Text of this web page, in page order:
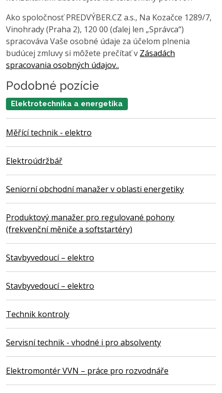
Ako spoločnosť PREDVÝBER.CZ a.s., Na Kozačce 1289/7,
Vinohrady (Praha 2), 120 00 (ďalej len „Správca“)
spracováva Vaše osobné údaje za účelom plnenia
budúcej zmluvy si môžete prečítať v Zásadách
spracovania osobných údajov..
Podobné pozície
Elektrotechnika a energetika
Měřící technik - elektro
Elektroúdržbář
Seniorní obchodní manažer v oblasti energetiky
Produktový manažer pro regulované pohony
(frekvenční měniče a softstartéry)
Stavbyvedoucí – elektro
Stavbyvedoucí – elektro
Technik kontroly
Servisní technik - vhodné i pro absolventy
Elektromontér VVN – práce pro rozvodnáře